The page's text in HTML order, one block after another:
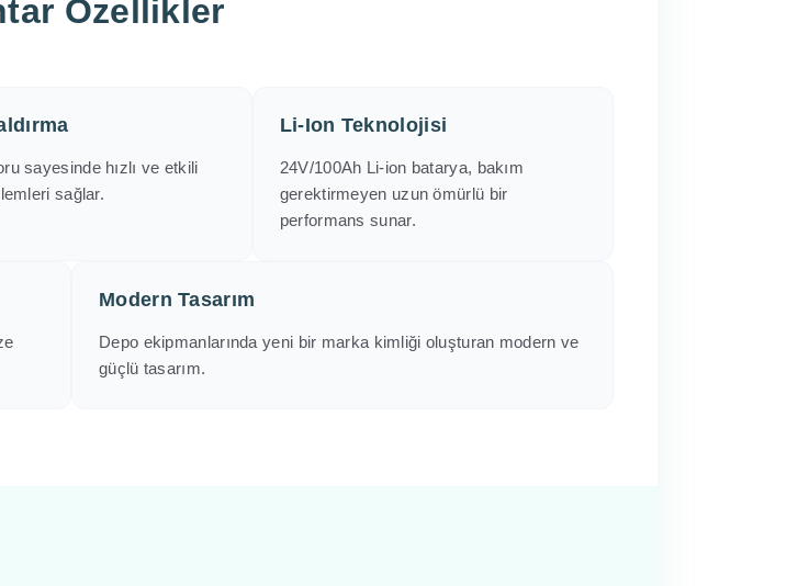
Özellikler
sayesinde hızlı ve etkili
sağlar.
Li-Ion Teknolojisi
24V/100Ah Li-ion batarya, bakım
gerektirmeyen uzun ömürlü bir
performans sunar.
Modern Tasarım
Depo ekipmanlarında yeni bir marka kimliği oluşturan modern ve
güçlü tasarım.